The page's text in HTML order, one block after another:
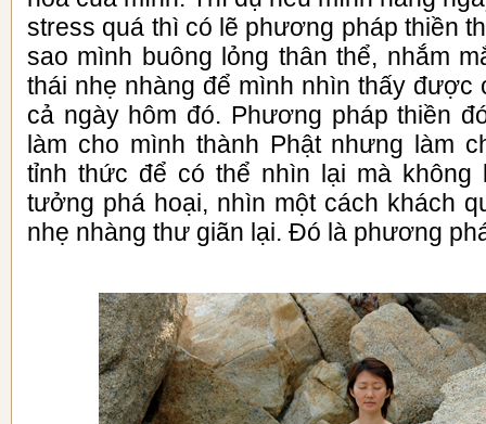
stress quá thì có lẽ phương pháp thiền
sao mình buông lỏng thân thể, nhắm
thái nhẹ nhàng để mình nhìn thấy được
cả ngày hôm đó. Phương pháp thiền
làm cho mình thành Phật nhưng làm
tỉnh thức để có thể nhìn lại mà không
tưởng phá hoại, nhìn một cách khách
nhẹ nhàng thư giãn lại. Đó là phương